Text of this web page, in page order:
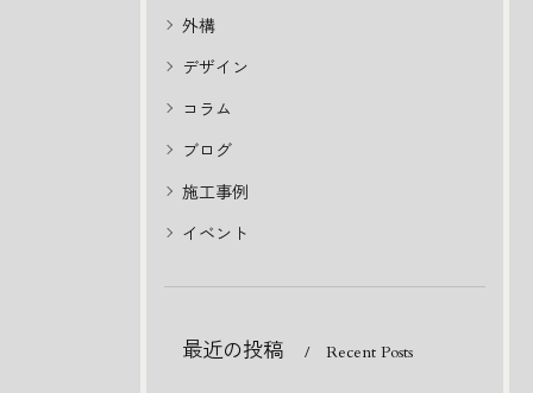
外構
デザイン
コラム
ブログ
施工事例
イベント
最近の投稿 Recent Posts